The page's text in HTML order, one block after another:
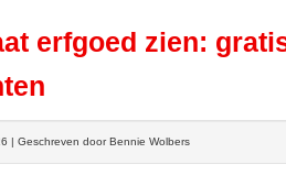
erfgoed zien:
| Geschreven door Bennie Wolbers